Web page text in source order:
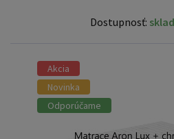
Dostupnosť:
Akcia
Novinka
Odporúčame